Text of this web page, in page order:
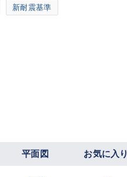
新耐震基準
平面図 お気に入り